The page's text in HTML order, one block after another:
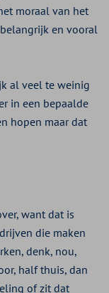
moraal van het
en vooral
al veel te weinig
in een bepaalde
hopen maar dat
want dat is
die maken
denk, nou,
half thuis, dan
of zit dat